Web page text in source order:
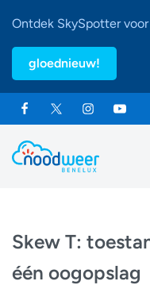
Ontdek SkySpotter
gloednieuw!
Skew T:
één oogopslag